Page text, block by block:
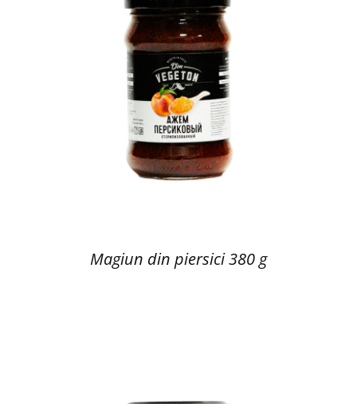
Magiun din piersici 380 g